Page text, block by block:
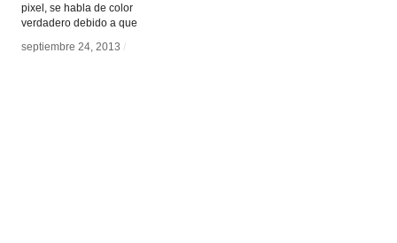
pixel, se habla de color
verdadero debido a que
septiembre 24, 2013 /
septiembre 24, 2013 /